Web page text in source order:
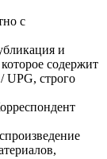
с
и
содержит
UPG, строго